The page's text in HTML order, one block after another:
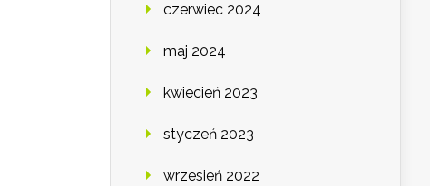
czerwiec 2024
maj 2024
kwiecień 2023
styczeń 2023
wrzesień 2022